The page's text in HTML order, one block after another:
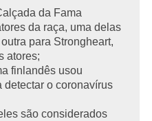
da Fama
da raça, uma delas
para Strongheart,
atores;
finlandês usou
detectar o coronavírus
são considerados